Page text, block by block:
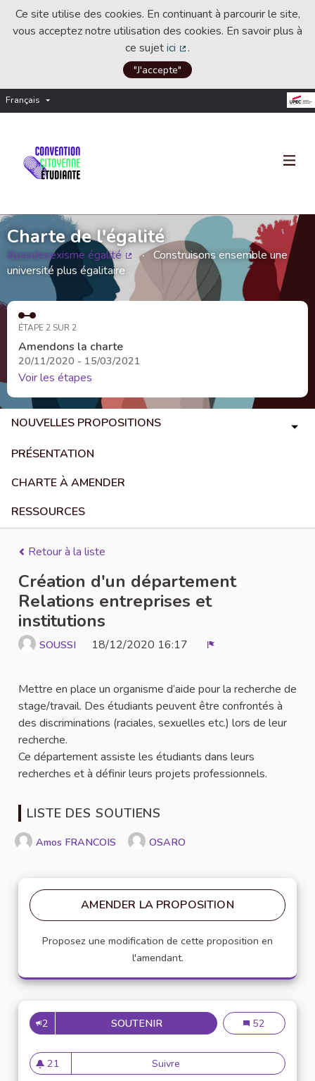
Ce site utilise des cookies. En continuant à parcourir le site,
vous acceptez notre utilisation des cookies. En savoir plus à
ce sujetici
(Lien externe)
.
"J'accepte"
Français Choisir la langue
Charte de l'égalité
#pasdesexisme égalité
(Lien externe)
Construisons ensemble une
université plus égalitaire
ÉTAPE 2 SUR 2
Amendons la charte
20/11/2020 - 15/03/2021
Voir les étapes
NOUVELLES PROPOSITIONS
PRÉSENTATION
CHARTE À AMENDER
RESSOURCES
Retour à la liste
Création d'un département
Relations entreprises et
institutions
SOUSSI 18/12/2020 16:17
Mettre en place un organisme d’aide pour la recherche de
stage/travail. Des étudiants peuvent être confrontés à
des discriminations (raciales, sexuelles etc.) lors de leur
recherche.
Ce département assiste les étudiants dans leurs
recherches et à définir leurs projets professionnels.
LISTE DES SOUTIENS
Amos FRANCOIS OSARO
AMENDER LA PROPOSITION
Proposez une modification de cette proposition en
l'amendant.
2 SOUTENIRCRÉATION D'UNCréation d'un
52
21
21 abonnés
Suivre Création d'un département